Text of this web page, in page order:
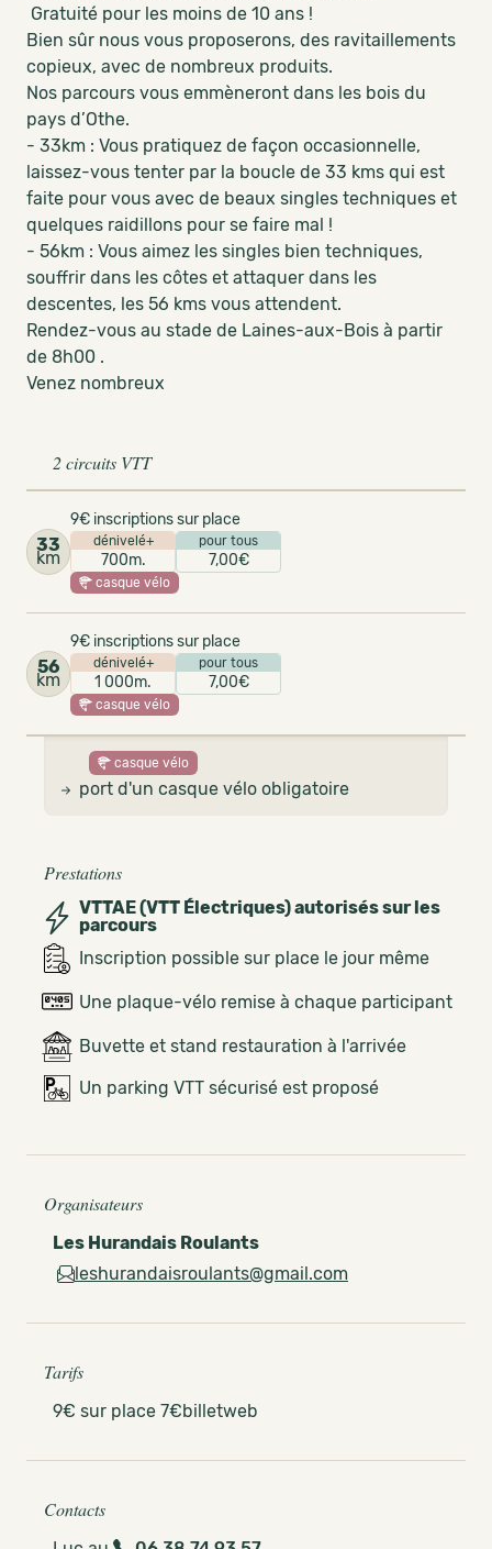
Gratuité pour les moins de 10 ans !
Bien sûr nous vous proposerons, des ravitaillements
copieux, avec de nombreux produits.
Nos parcours vous emmèneront dans les bois du
pays d’Othe.
- 33km : Vous pratiquez de façon occasionnelle,
laissez-vous tenter par la boucle de 33 kms qui est
faite pour vous avec de beaux singles techniques et
quelques raidillons pour se faire mal !
- 56km : Vous aimez les singles bien techniques,
souffrir dans les côtes et attaquer dans les
descentes, les 56 kms vous attendent.
Rendez-vous au stade de Laines-aux-Bois à partir
de 8h00 .
Venez nombreux
2 circuits VTT
33
km
9€ inscriptions sur place
dénivelé+
700m.
pour tous
7,00€
casque vélo
56
km
9€ inscriptions sur place
dénivelé+
1 000m.
pour tous
7,00€
casque vélo
casque vélo
port d'un casque vélo obligatoire
Prestations
VTTAE (VTT Électriques) autorisés sur les
parcours
Inscription possible sur place le jour même
Une plaque-vélo remise à chaque participant
Buvette et stand restauration à l'arrivée
Un parking VTT sécurisé est proposé
Organisateurs
Les Hurandais Roulants
leshurandaisroulants@gmail.com
Tarifs
9€ sur place 7€billetweb
Contacts